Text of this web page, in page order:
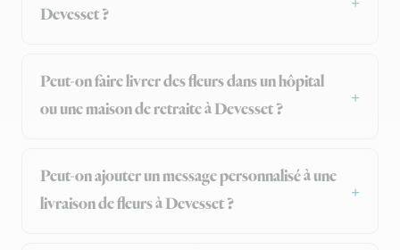
Devesset ?
Peut-on faire livrer des fleurs dans un hôpital
ou une maison de retraite à Devesset ?
Peut-on ajouter un message personnalisé à une
livraison de fleurs à Devesset ?